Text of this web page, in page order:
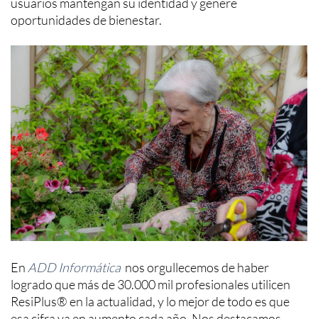
oportunidades de bienestar.
En ADD Informática nos orgullecemos de haber
logrado que más de 30.000 mil profesionales utilicen
ResiPlus® en la actualidad, y lo mejor de todo es que